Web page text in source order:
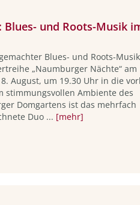
und Roots-Musik
Blues- und Roots-
„Naumburger Nächte“ am
August, um 19.30 Uhr in die
stimmungsvollen Ambiente des
Domgartens ist das mehrfach
Duo ... [mehr]